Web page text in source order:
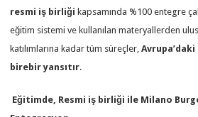
resmi iş birliği kapsamında %100 entegre
eğitim sistemi ve kullanılan materyallerden
katılımlarına kadar tüm süreçler,
birebir yansıtır.
Eğitimde, Resmi iş birliği ile Milano